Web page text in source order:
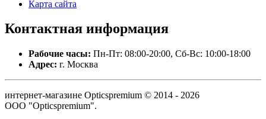
Карта сайта
Контактная информация
Рабочие часы: Пн-Пт: 08:00-20:00, Сб-Вс: 10:00-18:00
Адрес: г. Москва
интернет-магазине Opticspremium © 2014 - 2026
ООО "Opticspremium".